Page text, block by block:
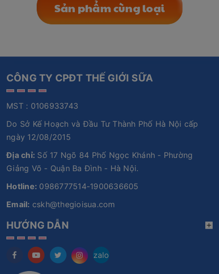
Sản phẩm cùng loại
CÔNG TY CPĐT THẾ GIỚI SỮA
MST : 0106933743
Do Sở Kế Hoạch và Đầu Tư Thành Phố Hà Nội cấp
ngày 12/08/2015
Địa chỉ: Số 17 Ngõ 84 Phố Ngọc Khánh - Phường
Giảng Võ - Quận Ba Đình - Hà Nội.
Hotline: 0986777514-1900636605
Email: cskh@thegioisua.com
HƯỚNG DẪN
zalo